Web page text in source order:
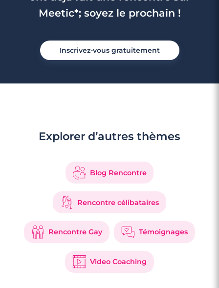
Meetic*; soyez le prochain !
Inscrivez-vous gratuitement
Explorer d’autres thèmes
Blog Rencontre
Rencontre célibataires
Rencontre Gay Témoignages
Video Coaching